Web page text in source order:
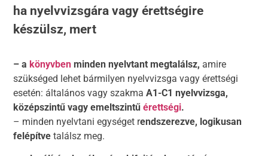
ha nyelvvizsgára vagy érettségire
készülsz, mert
– akönyvben minden nyelvtant megtalálsz, amire
szükséged lehet bármilyen nyelvvizsga vagy érettségi
esetén: általános vagy szakmaA1-C1 nyelvvizsga,
középszintű vagy emeltszintűérettségi.
– minden nyelvtani egységet rendszerezve, logikusan
felépítve találsz meg.